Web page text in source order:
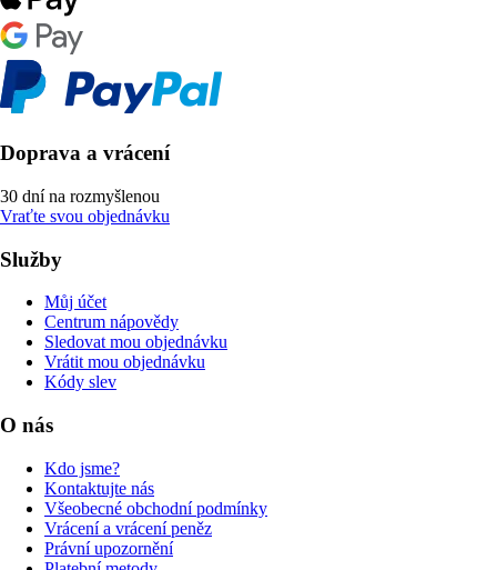
Doprava a vrácení
30 dní na rozmyšlenou
Vraťte svou objednávku
Služby
Můj účet
Centrum nápovědy
Sledovat mou objednávku
Vrátit mou objednávku
Kódy slev
O nás
Kdo jsme?
Kontaktujte nás
Všeobecné obchodní podmínky
Vrácení a vrácení peněz
Právní upozornění